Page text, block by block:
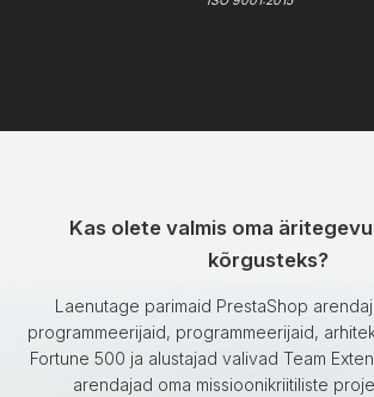
Kas olete valmis oma
kõrgusteks?
Laenutage parimaid PrestaShop
programmeerijaid, programmeerijaid,
Fortune 500 ja alustajad valivad Team
arendajad oma missioonikriitiliste